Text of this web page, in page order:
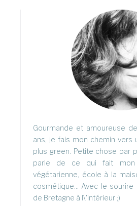
Gourmande et amoureuse
ans, je fais mon chemin vers
plus green. Petite chose par
parle de ce qui fait mon
végétarienne, école à la
cosmétique... Avec le
de Bretagne à l\'intérieur ;)